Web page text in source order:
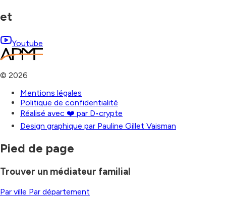
et
Youtube
© 2026
Mentions légales
Politique de confidentialité
Réalisé avec ❤️ par D•crypte
Design graphique par Pauline Gillet Vaisman
Pied de page
Trouver un médiateur familial
Par ville Par département